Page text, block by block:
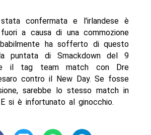
confermata e l'irlandese è
a causa di una commozione
ha sofferto di questo
puntata di Smackdown del 9
il tag team match con Dre
contro il New Day. Se fosse
sarebbe lo stesso match in
si è infortunato al ginocchio.